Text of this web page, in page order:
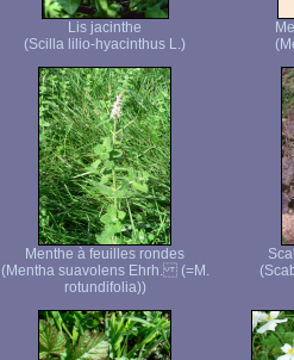
Lis jacinthe
(Scilla lilio-hyacinthus L.)
Menthe à feuilles rondes
(Mentha suavolens Ehrh. (=M.
rotundifolia))